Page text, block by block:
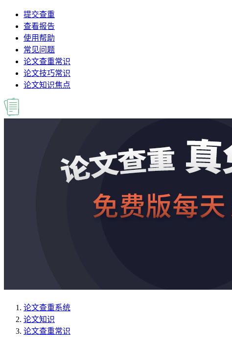
提交查重
查看报告
使用帮助
常见问题
论文查重常识
论文技巧常识
论文知识焦点
论文查重系统
论文知识
论文查重常识